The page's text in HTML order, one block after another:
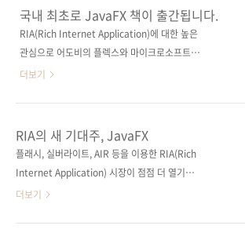
던 책입니다. 책을 ..
자명 짐 클라크(Jim Clarke), 짐 코너스(Jim
Connors), 에릭 브루노(Eric Bruno) 역자명 이
진행, 이아정, 정다정 출판일 2009년 11월 30일
반양장(Soft Cover) 정 가 25,000원 ISBN
978-89-962410-4-1 부가기호: 13560 분 야
공식 웹 사이트: http://jf..
국내 최초로 JavaFX 책이 출간됩니다.
RIA(Rich Internet Application)에 대한 높은
관심으로 어도비의 플렉스와 마이크로소프트의
실버라이트가 높은 인기를 얻고 있습니다. 이런
시는 분들을 위해 비교적 간결하게 잘 설명한 글
이 네이버 지식iN에 있어 링크해드립니다. 자바
FX 뭐에요? JavaFX는 현재 1.2 버전이 출시된
해보고자 하시는 분들은 아래의 사이트를 둘러
보시는 것도 좋은 기회가 될 듯합니다.
더보기
RIA의 새 기대주, JavaFX
플래시, 실버라이트, AIR 등을 이용한 RIA(Rich
Internet Application) 시장이 점점 더 열기를
더하는 가운데, 지난 12월에 썬이 JavaFX 1.0
더보기